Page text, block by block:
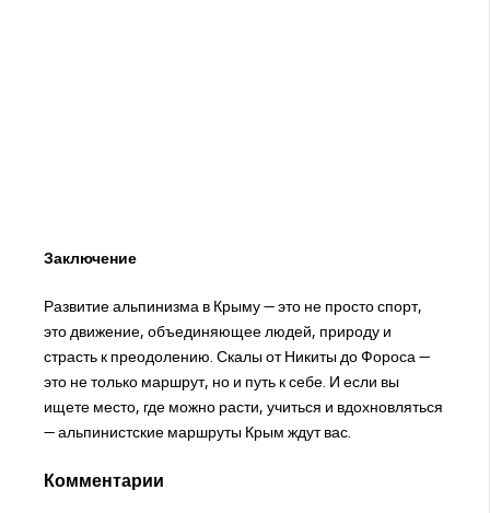
Заключение
Развитие альпинизма в Крыму — это не просто спорт,
это движение, объединяющее людей, природу и
страсть к преодолению. Скалы от Никиты до Фороса —
это не только маршрут, но и путь к себе. И если вы
ищете место, где можно расти, учиться и вдохновляться
— альпинистские маршруты Крым ждут вас.
Комментарии